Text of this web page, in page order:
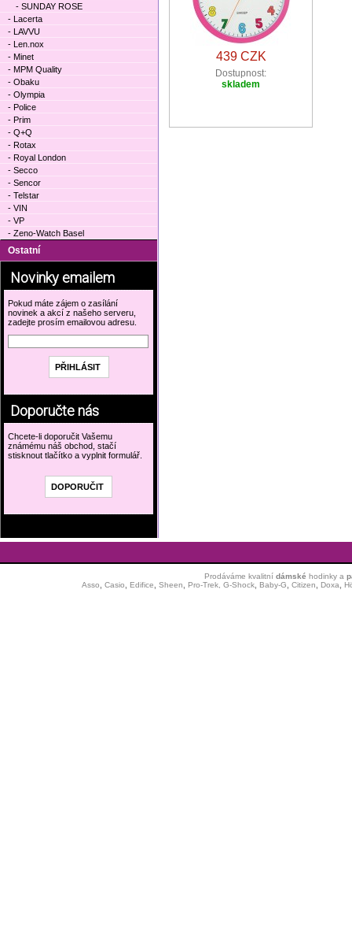
439 CZK
Dostupnost:
skladem
- SUNDAY ROSE
- Lacerta
- LAVVU
- Len.nox
- Minet
- MPM Quality
- Obaku
- Olympia
- Police
- Prim
- Q+Q
- Rotax
- Royal London
- Secco
- Sencor
- Telstar
- VIN
- VP
- Zeno-Watch Basel
Ostatní
Novinky emailem
Pokud máte zájem o zasílání
novinek a akcí z našeho serveru,
zadejte prosím emailovou adresu.
Doporučte nás
Chcete-li doporučit Vašemu
známému náš obchod, stačí
stisknout tlačítko a vyplnit formulář.
Prodáváme kvalitní dámské hodinkya
Asso
Casio Edifice Sheen Pro-Trek, G-Shock, Baby-G Citizen Doxa